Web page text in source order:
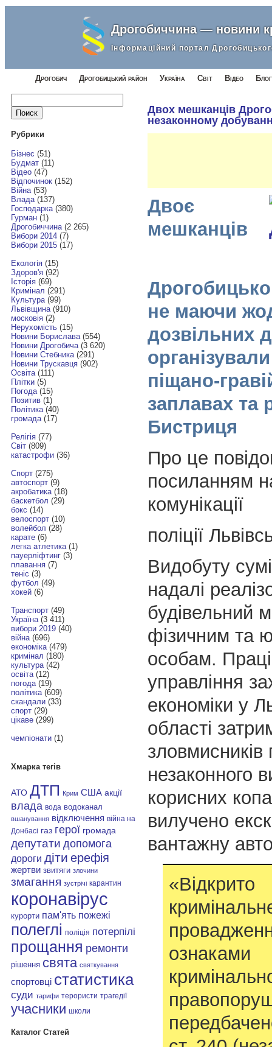
Дрогобиччина — новини
Інформаційний портал
Дрогобич Дрогобицький район Україна Світ Відео
Найти:
Рубрики
Бізнес (51)
Будмат(11)
Відео(47)
Відпочинок(152)
Війна(53)
Влада(137)
Господарка(380)
Гурман(1)
Дрогобиччина(2 265)
Вибори 2014(7)
Вибори 2015(17)
Екологія(15)
Здоров'я(92)
Історія(69)
Кримінал (291)
Культура(99)
Львівщина(910)
московія(2)
Нерухомість(15)
Новини Борислава(554)
Новини Дрогобича(3 620)
Новини Стебника(291)
Новини Трускавця(902)
Освіта(111)
Плітки(5)
Погода(15)
Позитив(1)
Політика(40)
громада(17)
Релігія(77)
Світ(809)
катастрофи(36)
Спорт(275)
автоспорт(9)
акробатика(18)
баскетбол (29)
бокс (14)
велоспорт(10)
волейбол (28)
карате(6)
легка атлетика(1)
пауерліфтинг(3)
плавання(7)
теніс (3)
футбол (49)
хокей(6)
Транспорт(49)
Україна(3 411)
вибори 2019(40)
війна(696)
економіка(479)
кримінал (180)
культура(42)
освіта(12)
погода(19)
політика(609)
скандали(33)
спорт(29)
цікаве(299)
чемпіонати(1)
Хмарка тегів
АТО ДТП Крим США акції
влада вода водоканал
вшанування відключення війна на
Донбасі газ герої громада
депутати допомога
дороги діти ерефія
жертви звитяги злочини
змагання зустрічі карантин
коронавірус
курорти пам'ять пожежі
полеглі поліція потерпілі
прощання ремонти
рішення свята святкування
спортовці статистика
суди тарифи терористи трагедії
учасники школи
Каталог Статей
Двох мешканців
незаконному
Двоє
мешканців
не маючи
дозвільних
піщано-
заплавах та
Бистриця
Про це
посиланням
комунікації
поліції
Видобуту
надалі
будівельний
фізичним та
особам.
управління
економіки у
області
зловмисників
незаконного
корисних
вилучено
вантажну
«Відкрито
ознаками